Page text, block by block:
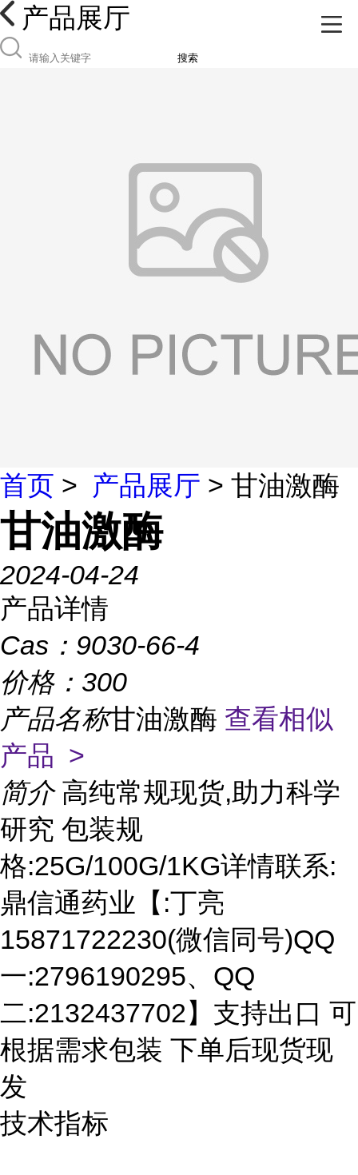
产品展厅
搜索
首页 > 产品展厅 > 甘油激酶
甘油激酶
2024-04-24
产品详情
Cas： 9030-66-4
价格： 300
产品名称甘油激酶 查看相似
产品 >
简介 高纯常规现货,助力科学
研究 包装规
格:25G/100G/1KG详情联系:
鼎信通药业【:丁亮
15871722230(微信同号)QQ
一:2796190295、QQ
二:2132437702】支持出口 可
根据需求包装 下单后现货现
发
技术指标